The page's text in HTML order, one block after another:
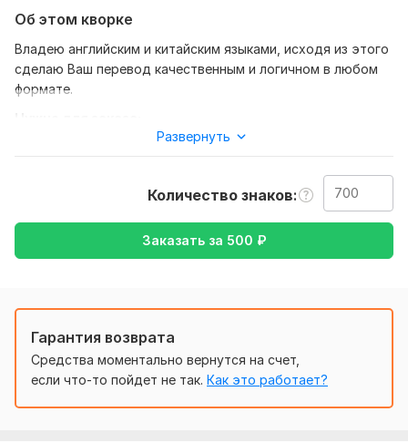
Об этом кворке
Владею английским и китайским языками, исходя из этого
сделаю Ваш перевод качественным и логичном в любом
формате.
Ожидаю от вас текст, желательно в формате документа и
Отдых и развлечения,Туризм
и путешествия,
Хобби и увлечения, Другое
с Русского на Английский
Объем услуги в кворке:
Развернуть
Количество знаков
Заказать за 500 ₽
Гарантия возврата
Средства моментально вернутся на счет,
если что-то пойдет не так. Как это работает?